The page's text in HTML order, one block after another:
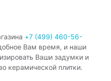
+7 (499) 460-56-
Вам время, и наши
Ваши задумки и
керамической плитки.